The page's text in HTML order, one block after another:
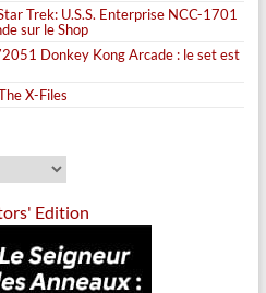
Trek: U.S.S. Enterprise NCC-1701
sur le Shop
Donkey Kong Arcade : le set est
X-Files